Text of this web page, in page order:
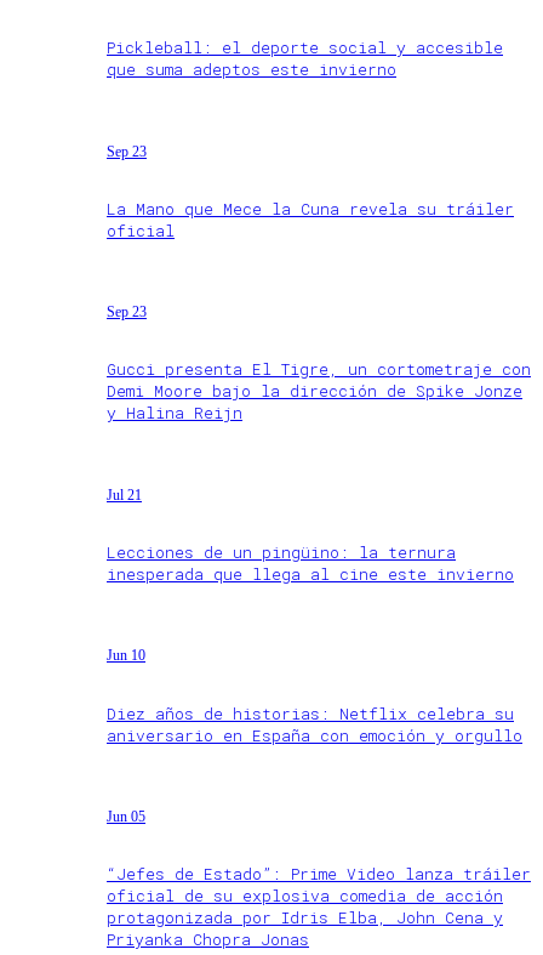
Pickleball: el deporte social y accesible
que suma adeptos este invierno
Sep 23
La Mano que Mece la Cuna revela su tráiler
oficial
Sep 23
Gucci presenta El Tigre, un cortometraje con
Demi Moore bajo la dirección de Spike Jonze
y Halina Reijn
Jul 21
Lecciones de un pingüino: la ternura
inesperada que llega al cine este invierno
Jun 10
Diez años de historias: Netflix celebra su
aniversario en España con emoción y orgullo
Jun 05
“Jefes de Estado”: Prime Video lanza tráiler
oficial de su explosiva comedia de acción
protagonizada por Idris Elba, John Cena y
Priyanka Chopra Jonas